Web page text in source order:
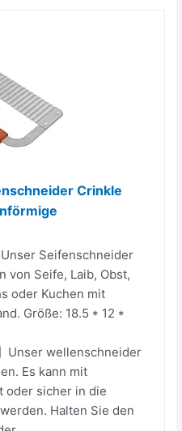
Crinkle
Unser Seifenschneider
von Seife, Laib, Obst,
oder Kuchen mit
Größe: 18.5 * 12 *
Unser wellenschneider
Es kann mit
oder sicher in die
Halten Sie den